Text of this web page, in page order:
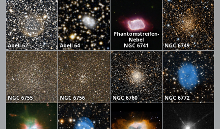
Abell 62 Abell 64
Phantomstreifen-
Nebel
NGC 6741
NGC 6749
NGC 6755 NGC 6756 NGC 6760 NGC 6772